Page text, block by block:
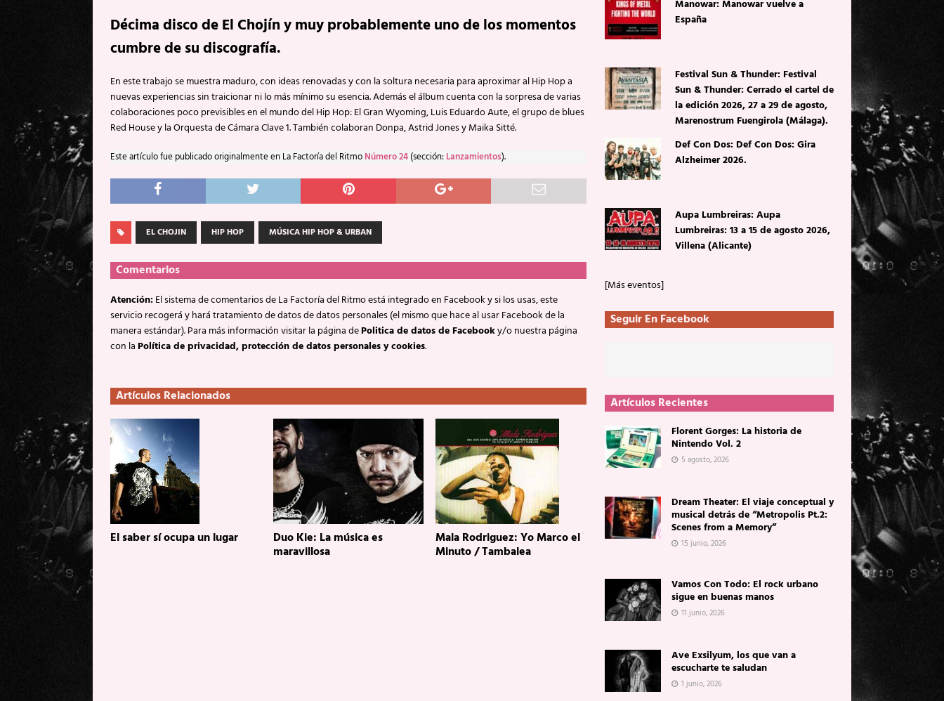
Décima disco de El Chojín y muy probablemente uno de los momentos
cumbre de su discografía.
En este trabajo se muestra maduro, con ideas renovadas y con la soltura necesaria para aproximar al Hip Hop a
nuevas experiencias sin traicionar ni lo más mínimo su esencia. Además el álbum cuenta con la sorpresa de varias
colaboraciones poco previsibles en el mundo del Hip Hop: El Gran Wyoming, Luis Eduardo Aute, el grupo de blues
Red House y la Orquesta de Cámara Clave 1. También colaboran Donpa, Astrid Jones y Maika Sitté.
Este artículo fue publicado originalmente en La Factoría del Ritmo Número 24 (sección: Lanzamientos).
EL CHOJIN HIP HOP MÚSICA HIP HOP & URBAN
Comentarios
Atención:El sistema de comentarios de La Factoría del Ritmo está integrado en Facebook y si los usas, este
servicio recogerá y hará tratamiento de datos de datos personales (el mismo que hace al usar Facebook de la
manera estándar). Para más información visitar la página dePolitica de datos de Facebooky/o nuestra página
con laPolítica de privacidad, protección de datos personales y cookies.
Artículos Relacionados
El saber sí ocupa un lugar Duo Kie: La música es
maravillosa
Mala Rodriguez: Yo Marco el
Minuto / Tambalea
Manowar: Manowar vuelve a
España
Festival Sun & Thunder: Festival
Sun & Thunder: Cerrado el cartel de
la edición 2026, 27 a 29 de agosto,
Marenostrum Fuengirola (Málaga).
Def Con Dos: Def Con Dos: Gira
Alzheimer 2026.
Aupa Lumbreiras: Aupa
Lumbreiras: 13 a 15 de agosto 2026,
Villena (Alicante)
[Más eventos]
Seguir En Facebook
Artículos Recientes
Florent Gorges: La historia de
Nintendo Vol. 2
5 agosto, 2026
Dream Theater: El viaje conceptual y
musical detrás de “Metropolis Pt.2:
Scenes from a Memory”
15 junio, 2026
Vamos Con Todo: El rock urbano
sigue en buenas manos
11 junio, 2026
Ave Exsilyum, los que van a
escucharte te saludan
1 junio, 2026